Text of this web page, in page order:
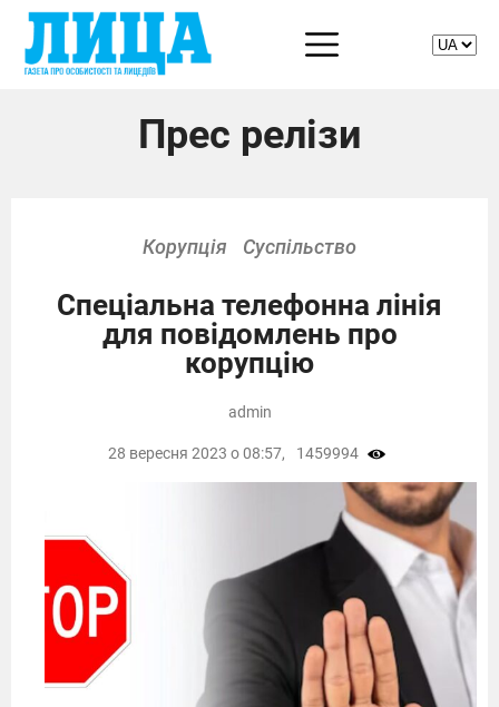
Прес релізи
Корупція Суспільство
Спеціальна телефонна лінія
для повідомлень про
корупцію
admin
28 вересня 2023 о 08:57, 1459994